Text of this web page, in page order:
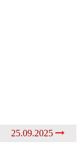
25.09.2025